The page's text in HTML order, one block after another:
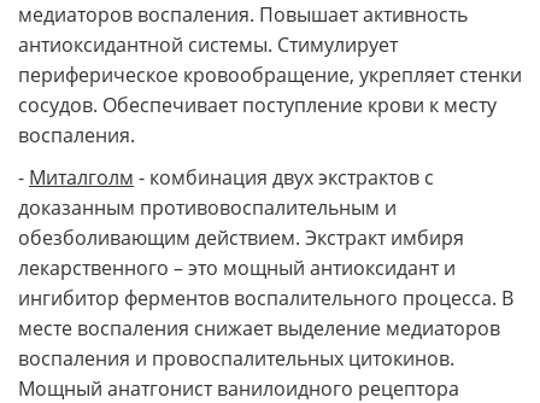
медиаторов воспаления. Повышает активность
антиоксидантной системы. Стимулирует
периферическое кровообращение, укрепляет стенки
сосудов. Обеспечивает поступление крови к месту
воспаления.
- Миталголм - комбинация двух экстрактов с
доказанным противовоспалительным и
обезболивающим действием. Экстракт имбиря
лекарственного – это мощный антиоксидант и
ингибитор ферментов воспалительного процесса. В
месте воспаления снижает выделение медиаторов
воспаления и провоспалительных цитокинов.
Мощный анатгонист ванилоидного рецептора